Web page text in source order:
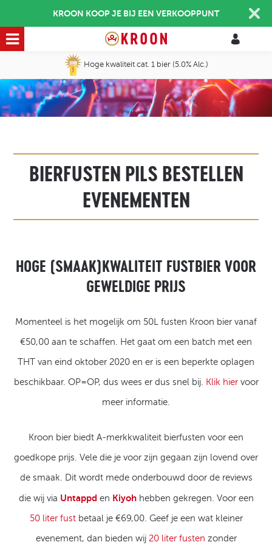
KROON KOOP JE BIJ EEN VERKOOPPUNT
Hoge kwaliteit cat. 1 bier (5.0% Alc.)
BIERFUSTEN PILS BESTELLEN
EVENEMENTEN
HOGE (SMAAK)KWALITEIT FUSTBIER VOOR
GEWELDIGE PRIJS
Momenteel is het mogelijk om 50L fusten Kroon bier vanaf
€50,00 aan te schaffen. Het gaat om een batch met een
THT van eind oktober 2020 en er is een beperkte oplagen
beschikbaar. OP=OP, dus wees er dus snel bij. Klik hiervoor
meer informatie.
Kroon bier biedt A-merkkwaliteit bierfusten voor een
goedkope prijs. Vele die je voor zijn gegaan zijn lovend over
de smaak. Dit wordt mede onderbouwd door de reviews
die wij via Untappd en Kiyoh hebben gekregen. Voor een
50 liter fustbetaal je €69,00. Geef je een wat kleiner
evenement, dan bieden wij 20 liter fusten zonder